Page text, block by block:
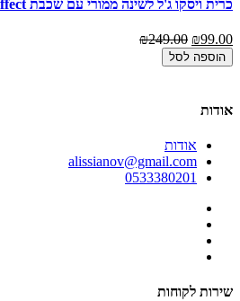
כרית ויסקו ג'ל לשינה ממורי עם שכבת Cool Effect
₪99.00
₪249.00
הוספה לסל
אודות
אודות
alissianov@gmail.com
0533380201
שירות לקוחות